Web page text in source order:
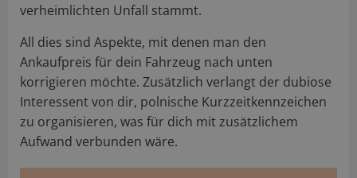
verheimlichten Unfall stammt.
All dies sind Aspekte, mit denen man den
Ankaufpreis für dein Fahrzeug nach unten
korrigieren möchte. Zusätzlich verlangt der dubiose
Interessent von dir, polnische Kurzzeitkennzeichen
zu organisieren, was für dich mit zusätzlichem
Aufwand verbunden wäre.